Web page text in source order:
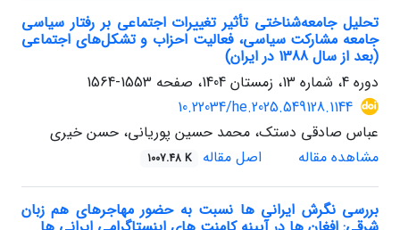
تحلیل جامعه‌شناختی تأثیر تغییرات اجتماعی بر رفتار سیاسی
جامعه مشارکت سیاسی، فعالیت احزاب و تشکل‌های اجتماعی
(بعد از سال 1388 در ایران)
دوره 4، شماره 13، زمستان 1404، صفحه
1553-1564
10.22034/he.2025.549128.1144
عباس صادقی دستک، محمد حسین پوریانی، حسن خیری
مشاهده مقاله
اصل مقاله 1007.48 K
بررسی نگرش ایرانی ها نسبت به حضور مهاجرهای هم زبان